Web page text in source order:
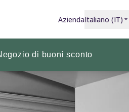
AziendaItaliano (IT)
di buoni sconto